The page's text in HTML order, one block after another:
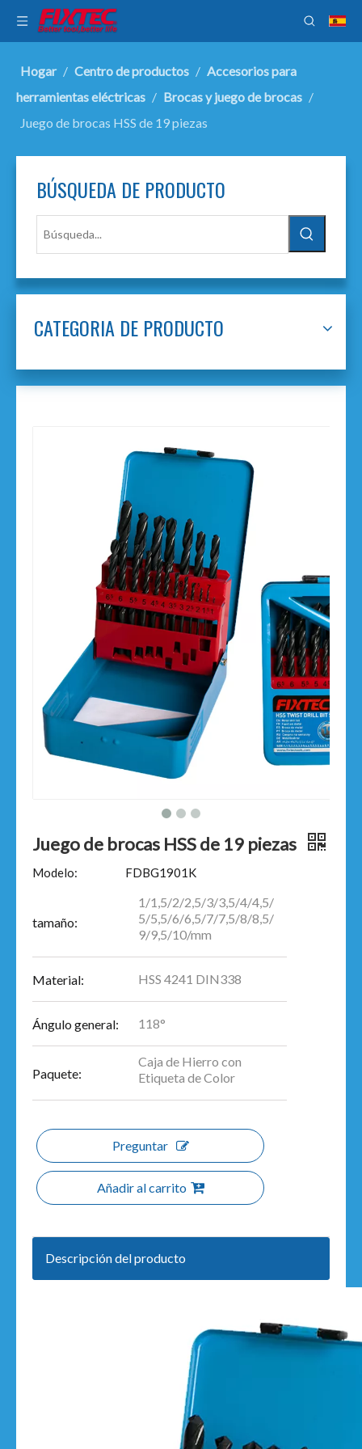
Hogar / Centro de productos / Accesorios para
herramientas eléctricas / Brocas y juego de brocas /
Juego de brocas HSS de 19 piezas
BÚSQUEDA DE PRODUCTO
CATEGORIA DE PRODUCTO
Juego de brocas HSS de 19 piezas
Modelo: FDBG1901K
tamaño:
1/1,5/2/2,5/3/3,5/4/4,5/
5/5,5/6/6,5/7/7,5/8/8,5/
9/9,5/10/mm
Material: HSS 4241 DIN338
Ángulo general: 118°
Paquete:
Caja de Hierro con
Etiqueta de Color
Preguntar
Añadir al carrito
Descripción del producto